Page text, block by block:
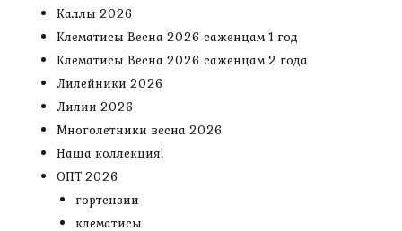
Каллы 2026
Клематисы Весна 2026 саженцам 1 год
Клематисы Весна 2026 саженцам 2 года
Лилейники 2026
Лилии 2026
Многолетники весна 2026
Наша коллекция!
ОПТ 2026
гортензии
клематисы